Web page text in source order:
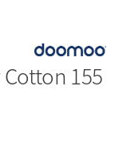
155